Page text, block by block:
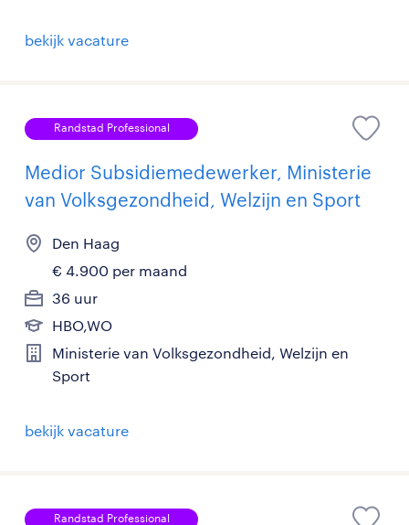
bekijk vacature
Randstad Professional
Medior Subsidiemedewerker, Ministerie
van Volksgezondheid, Welzijn en Sport
Den Haag
€ 4.900 per maand
36 uur
HBO,WO
Ministerie van Volksgezondheid, Welzijn en
Sport
bekijk vacature
Randstad Professional